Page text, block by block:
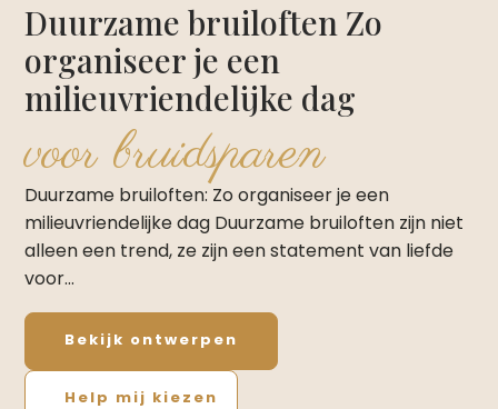
Duurzame bruiloften Zo
organiseer je een
milieuvriendelijke dag
voor bruidsparen
Duurzame bruiloften: Zo organiseer je een
milieuvriendelijke dag Duurzame bruiloften zijn niet
alleen een trend, ze zijn een statement van liefde
voor…
Bekijk ontwerpen
Help mij kiezen